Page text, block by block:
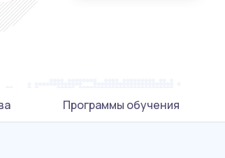
Программы обучения